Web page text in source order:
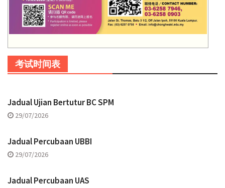
考试时间表
Jadual Ujian Bertutur BC SPM
29/07/2026
Jadual Percubaan UBBI
29/07/2026
Jadual Percubaan UAS